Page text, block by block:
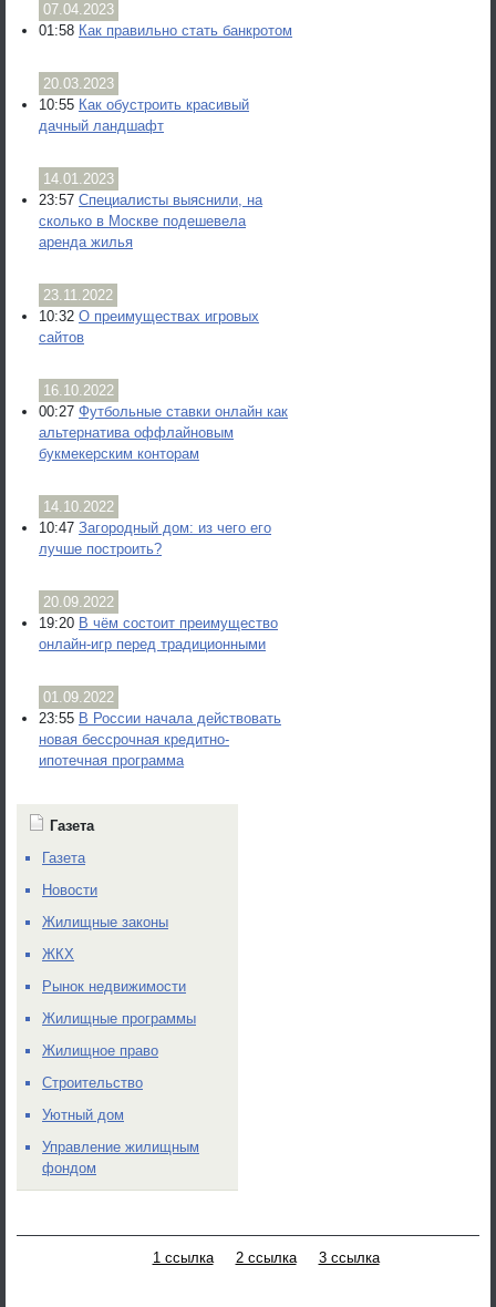
07.04.2023
01:58 Как правильно стать банкротом
20.03.2023
10:55 Как обустроить красивый
дачный ландшафт
14.01.2023
23:57 Специалисты выяснили, на
сколько в Москве подешевела
аренда жилья
23.11.2022
10:32 О преимуществах игровых
сайтов
16.10.2022
00:27 Футбольные ставки онлайн как
альтернатива оффлайновым
букмекерским конторам
14.10.2022
10:47 Загородный дом: из чего его
лучше построить?
20.09.2022
19:20 В чём состоит преимущество
онлайн-игр перед традиционными
01.09.2022
23:55 В России начала действовать
новая бессрочная кредитно-
ипотечная программа
Газета
Газета
Новости
Жилищные законы
ЖКХ
Рынок недвижимости
Жилищные программы
Жилищное право
Строительство
Уютный дом
Управление жилищным
фондом
1 ссылка 2 ссылка 3 ссылка